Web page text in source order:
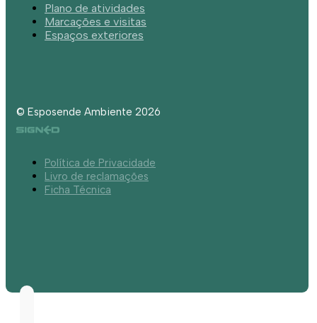
Plano de atividades
Marcações e visitas
Espaços exteriores
© Esposende Ambiente 2026
Política de Privacidade
Livro de reclamações
Ficha Técnica